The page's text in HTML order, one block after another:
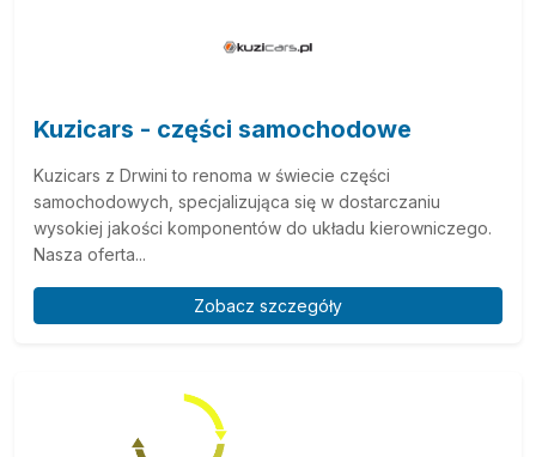
Kuzicars - części samochodowe
Kuzicars z Drwini to renoma w świecie części
samochodowych, specjalizująca się w dostarczaniu
wysokiej jakości komponentów do układu kierowniczego.
Nasza oferta...
Zobacz szczegóły